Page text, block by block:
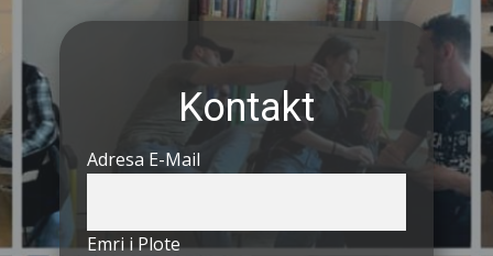
Kontakt
Adresa E-Mail
Emri i Plote